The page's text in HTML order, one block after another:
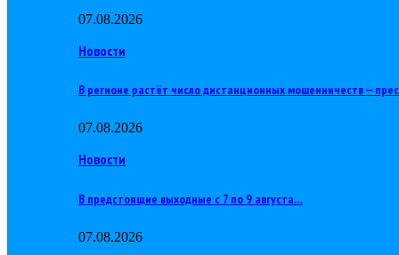
07.08.2026
Новости
В регионе растёт число дистанционных мошенничеств —
07.08.2026
Новости
В предстоящие выходные с 7 по 9 августа…
07.08.2026